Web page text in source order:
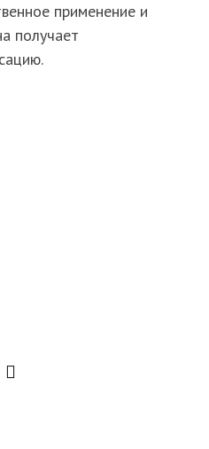
применение и
получает